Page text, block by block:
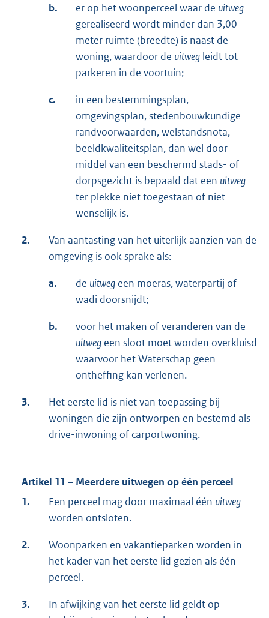
b. er op het woonperceel waar de uitweg
gerealiseerd wordt minder dan 3,00
meter ruimte (breedte) is naast de
woning, waardoor de uitweg leidt tot
parkeren in de voortuin;
c.
in een bestemmingsplan,
omgevingsplan, stedenbouwkundige
randvoorwaarden, welstandsnota,
beeldkwaliteitsplan, dan wel door
middel van een beschermd stads- of
dorpsgezicht is bepaald dat een uitweg
ter plekke niet toegestaan of niet
wenselijk is.
2.
Van aantasting van het uiterlijk aanzien van de
omgeving is ook sprake als:
a. de uitweg een moeras, waterpartij of
wadi doorsnijdt;
b.
voor het maken of veranderen van de
uitweg een sloot moet worden overkluisd
waarvoor het Waterschap geen
ontheffing kan verlenen.
3.
Het eerste lid is niet van toepassing bij
woningen die zijn ontworpen en bestemd als
drive-inwoning of carportwoning.
Artikel 11 – Meerdere uitwegen op één perceel
1.
Een perceel mag door maximaal één uitweg
worden ontsloten.
2.
Woonparken en vakantieparken worden in
het kader van het eerste lid gezien als één
perceel.
3.
In afwijking van het eerste lid geldt op